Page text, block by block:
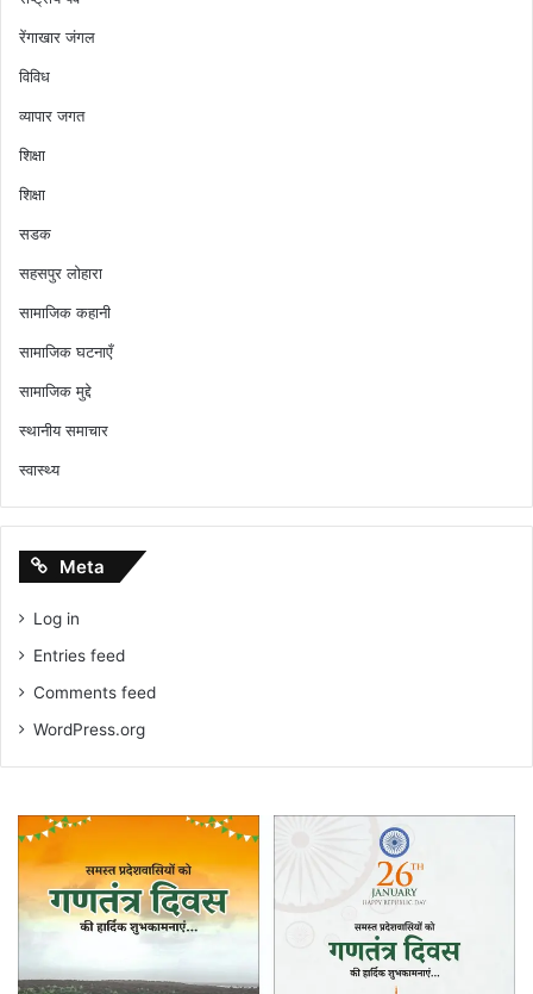
रेंगाखार जंगल
विविध
व्यापार जगत
शिक्षा
शिक्षा
सडक
सहसपुर लोहारा
सामाजिक कहानी
सामाजिक घटनाएँ
सामाजिक मुद्दे
स्थानीय समाचार
स्वास्थ्य
Meta
Log in
Entries feed
Comments feed
WordPress.org